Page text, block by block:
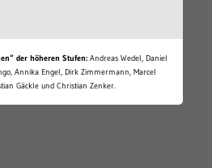
der höheren Stufen: Andreas Wedel, Daniel
Annika Engel, Dirk Zimmermann, Marcel
Gäckle und Christian Zenker.